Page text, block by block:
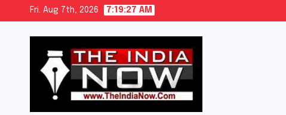
Fri. Aug 7th, 2026 7:19:27 AM